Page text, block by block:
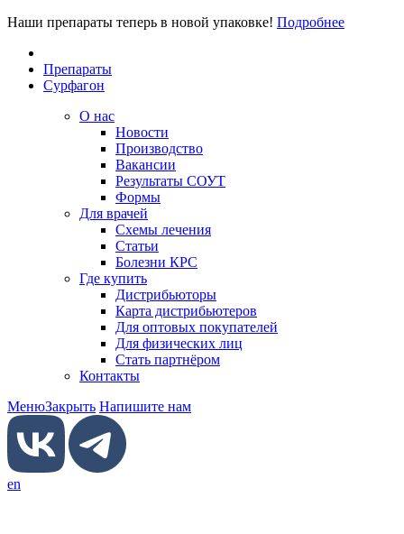
Наши препараты теперь в новой упаковке! Подробнее
Препараты
Сурфагон
О нас
Новости
Производство
Вакансии
Результаты СОУТ
Формы
Для врачей
Схемы лечения
Статьи
Болезни КРС
Где купить
Дистрибьюторы
Карта дистрибьютеров
Для оптовых покупателей
Для физических лиц
Стать партнёром
Контакты
МенюЗакрыть Напишите нам
en